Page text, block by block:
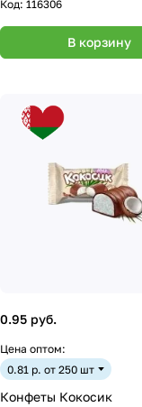
Код: 116306
В корзину
0.95 руб.
Цена оптом:
0.81 р. от 250 шт
Конфеты Кокосик